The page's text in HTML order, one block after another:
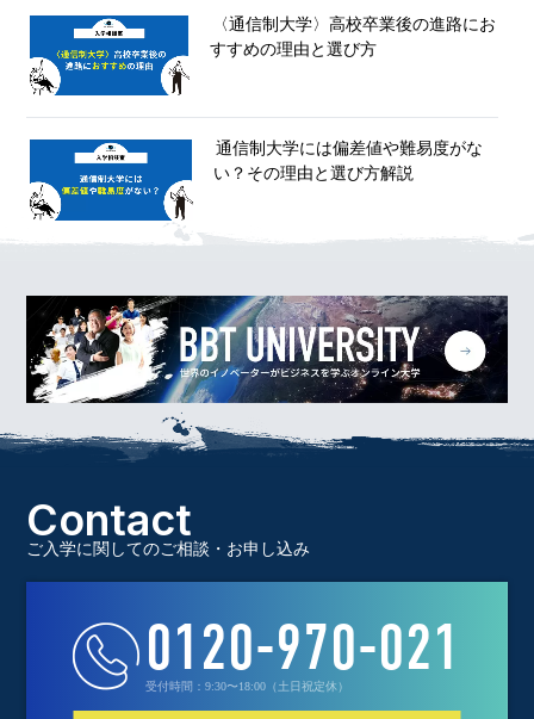
〈通信制大学〉高校卒業後の進路にお
すすめの理由と選び方
通信制大学には偏差値や難易度がな
い？その理由と選び方解説
Contact
ご入学に関してのご相談・お申し込み
0120-970-021
受付時間：9:30〜18:00（土日祝定休）